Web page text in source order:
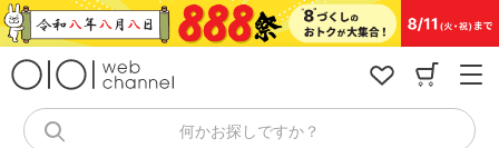
コ
ン
何かお探しですか？